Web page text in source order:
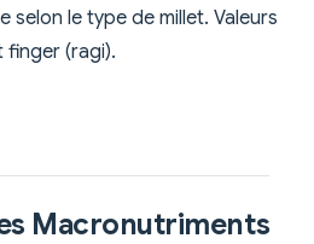
selon le type de millet. Valeurs
finger (ragi).
Macronutriments